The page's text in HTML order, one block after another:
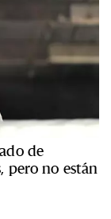
de
pero no están